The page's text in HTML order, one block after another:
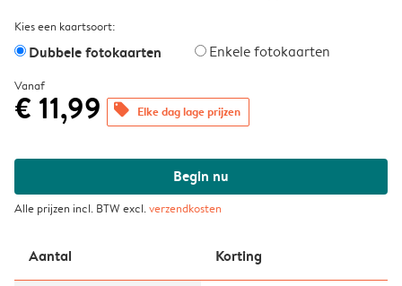
Kies een kaartsoort:
Dubbele fotokaarten Enkele fotokaarten
Vanaf
€ 11,99 offers Elke dag lage prijzen
Begin nu
Alle prijzen incl. BTW excl.verzendkosten
Aantal Korting